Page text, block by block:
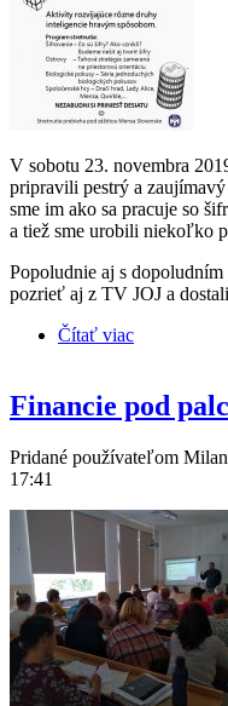
V sobotu 23. novembra
pripravili pestrý a
sme im ako sa pracuje so
a tiež sme urobili niekoľko
Popoludnie aj s
pozrieť aj z TV JOJ a
Čítať viac
Financie pod
Pridané používateľom
17:41